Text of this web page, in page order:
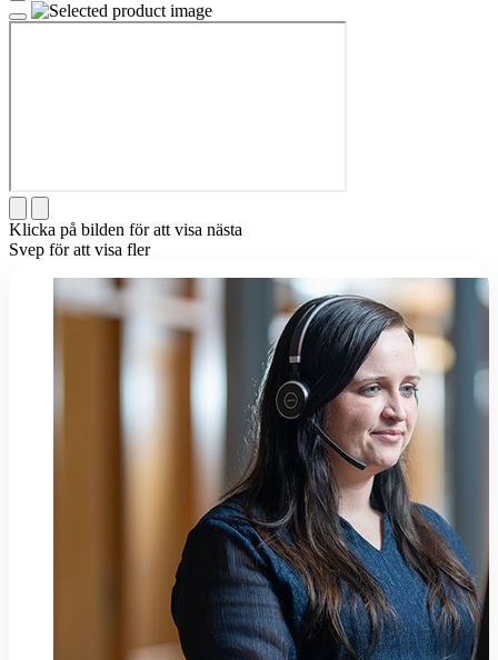
Klicka på bilden för att visa nästa
Svep för att visa fler